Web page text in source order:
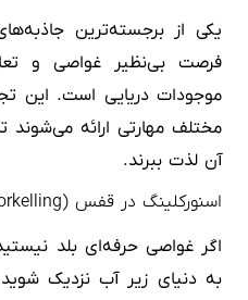
یکی از برجسته‌ترین
فرصت بی‌نظیر غواصی و
موجودات دریایی است. این
مختلف مهارتی ارائه می‌شوند
آن لذت ببرند.
اسنورکلینگ در قفس (Cage Snorkelling)
اگر غواصی حرفه‌ای بلد
به دنیای زیر آب نزدیک